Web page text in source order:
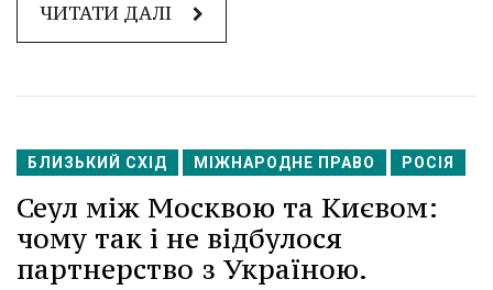
ЧИТАТИ ДАЛІ
БЛИЗЬКИЙ СХІД МІЖНАРОДНЕ ПРАВО РОСІЯ
Сеул між Москвою та Києвом:
чому так і не відбулося
партнерство з Україною.